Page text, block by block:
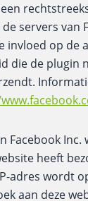
servers van
invloed op de
die de plugin
Facebook Inc.
heeft
adres wordt
aan deze